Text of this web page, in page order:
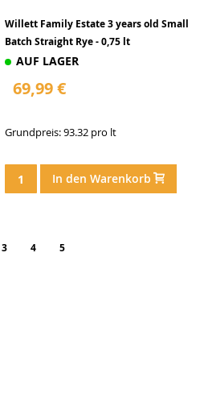
Willett Family Estate 3 years old Small
Batch Straight Rye - 0,75 lt
AUF LAGER
69,99 €
Grundpreis: 93.32 pro lt
In den Warenkorb
currently reading page
Seite
3 Seite
4 Seite
5